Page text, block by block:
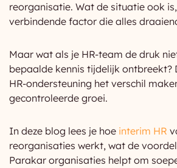
reorganisatie. Wat de situatie ook
verbindende factor die alles
Maar wat als je HR-team de druk
bepaalde kennis tijdelijk ontbreekt?
HR-ondersteuning het verschil
gecontroleerde groei.
In deze blog lees je hoe interim HR
reorganisaties werkt, wat de
Parakar organisaties helpt om